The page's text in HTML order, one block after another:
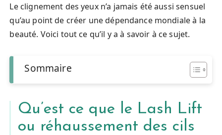
Le clignement des yeux n’a jamais été aussi sensuel
qu’au point de créer une dépendance mondiale à la
beauté. Voici tout ce qu’il y a à savoir à ce sujet.
Sommaire
Qu’est ce que le Lash Lift
ou réhaussement des cils